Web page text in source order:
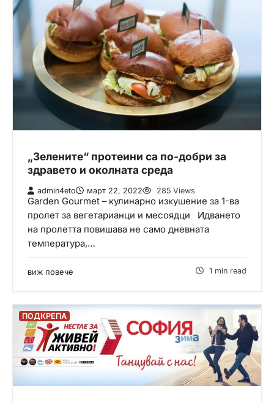
„Зелените“ протеини са по-добри за
здравето и околната среда
admin4eto март 22, 2022 285 Views
Garden Gourmеt – кулинарно изкушение за 1-ва
пролет за вегетарианци и месоядци Идването
на пролетта повишава не само дневната
температура,…
виж повече 1 min read
ПОДКРЕПА